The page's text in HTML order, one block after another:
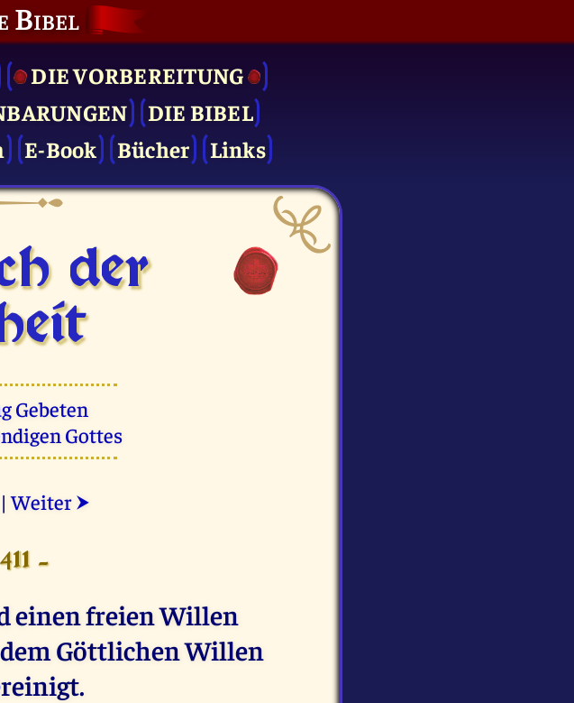
Bibel
DIE VOR­BEREITUNG
DIE BIBEL
E-Book Bücher Links
der
Gebeten
Gottes
|Weiter ⮞
-
einen freien Willen
Göttlichen Willen